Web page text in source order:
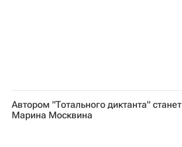
Автором "Тотального диктанта" станет
Марина Москвина